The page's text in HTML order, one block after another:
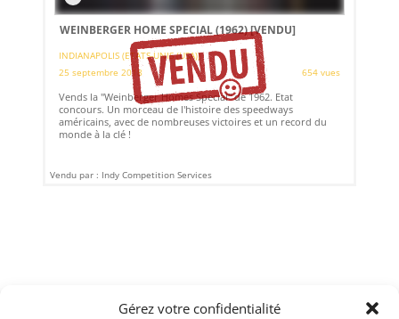
Gérez votre confidentialité
WEINBERGER HOME SPECIAL (1962)[VENDU]
INDIANAPOLIS (ETATS-UNIS (USA))
25 septembre 2018
654 vues
Vends la "Weinberger Homes Special" de 1962. Etat
concours. Un morceau de l'histoire des speedways
américains, avec de nombreuses victoires et un record du
monde à la clé !
Vendu par : Indy Competition Services